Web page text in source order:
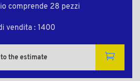
comprende 28 pezzi
vendita : 1400
the estimate